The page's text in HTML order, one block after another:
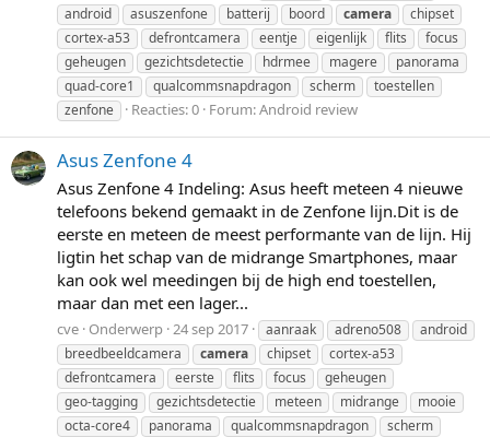
android
asuszenfone batterij boord camera
chipset
cortex-a53
defrontcamera eentje eigenlijk flits
focus
geheugen
gezichtsdetectie hdrmee magere
panorama
quad-core1
qualcommsnapdragon scherm
toestellen
zenfone
Reacties: 0 Forum:Android review
Asus Zenfone 4
Asus Zenfone 4 Indeling: Asus heeft meteen 4 nieuwe
telefoons bekend gemaakt in de Zenfone lijn.Dit is de
eerste en meteen de meest performante van de lijn. Hij
ligtin het schap van de midrange Smartphones, maar
kan ook wel meedingen bij de high end toestellen,
maar dan met een lager...
cve Onderwerp 24 sep 2017 aanraak adreno508
android
breedbeeldcamera
camera chipset
cortex-a53
defrontcamera
eerste flits focus
geheugen
geo-tagging
gezichtsdetectie meteen midrange
mooie
octa-core4
panorama qualcommsnapdragon
scherm